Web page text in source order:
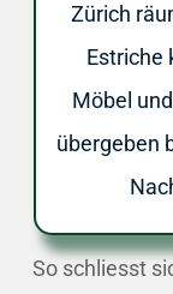
Zürich
Estriche
Möbel
übergeben
So schliesst